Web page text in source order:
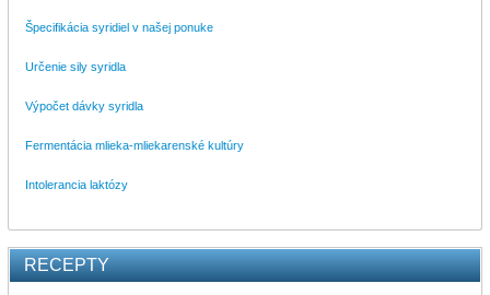
Špecifikácia syridiel v našej ponuke
Určenie sily syridla
Výpočet dávky syridla
Fermentácia mlieka-mliekarenské kultúry
Intolerancia laktózy
RECEPTY